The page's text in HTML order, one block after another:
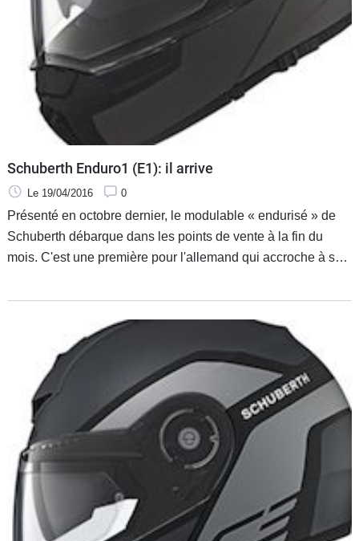
Schuberth Enduro1 (E1): il arrive
Le 19/04/2016 0
Présenté en octobre dernier, le modulable « endurisé » de
Schuberth débarque dans les points de vente à la fin du
mois. C'est une première pour l'allemand qui accroche à son
vague des GS et autres Africa Twin dernières du nom pour
évoluer et suivre un marché européen qui s'oriente vers les
trails routiers.